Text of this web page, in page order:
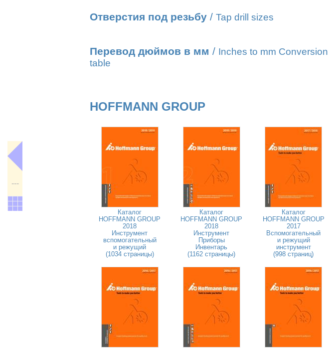
Отверстия под резьбу / Tap drill sizes
Перевод дюймов в мм / Inches to mm Conversion
table
HOFFMANN GROUP
Каталог
HOFFMANN GROUP
2018
Инструмент
вспомогательный
и режущий
(1034 страницы)
Каталог
HOFFMANN GROUP
2018
Инструмент
Приборы
Инвентарь
(1162 страницы)
Каталог
HOFFMANN GROUP
2017
Вспомогательный
и режущий
инструмент
(998 страниц)
---